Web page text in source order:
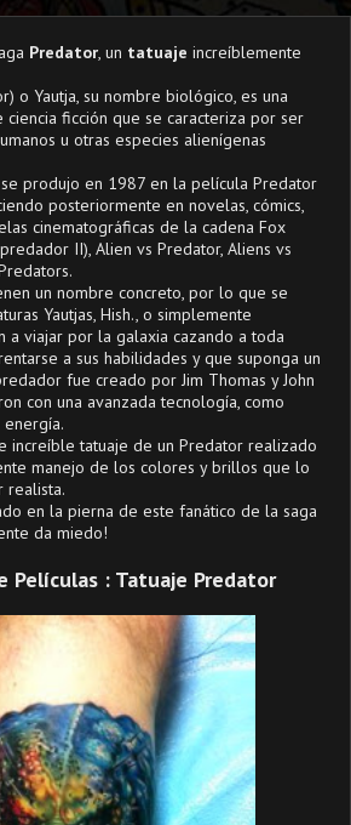
Predator, un tatuaje increíblemente
o Yautja, su nombre biológico, es una
ciencia ficción que se caracteriza por ser
u otras especies alienígenas
produjo en 1987 en la película Predator
posteriormente en novelas, cómics,
cinematográficas de la cadena Fox
II), Alien vs Predator, Aliens vs
un nombre concreto, por lo que se
Yautjas, Hish., o simplemente
a viajar por la galaxia cazando a toda
a sus habilidades y que suponga un
fue creado por Jim Thomas y John
con una avanzada tecnología, como
increíble tatuaje de un Predator realizado
manejo de los colores y brillos que lo
realista.
en la pierna de este fanático de la saga
da miedo!
Películas : Tatuaje Predator